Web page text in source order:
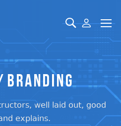
Branding
well laid out, good
explains.